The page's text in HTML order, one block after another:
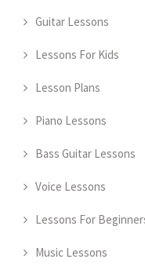
Guitar Lessons
Lessons For Kids
Lesson Plans
Piano Lessons
Bass Guitar Lessons
Voice Lessons
Lessons For
Music Lessons